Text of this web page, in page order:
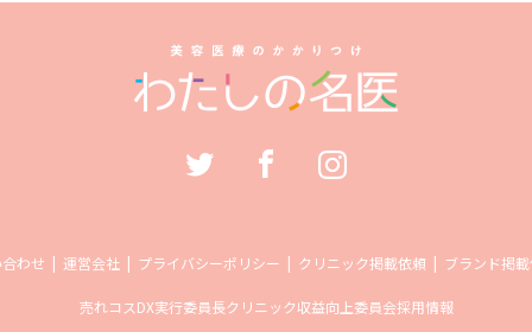
わせ 運営会社 プライバシーポリシー クリニック掲載依頼 ブランド掲
売れコスDX実行委員長クリニック収益向上委員会採用情報